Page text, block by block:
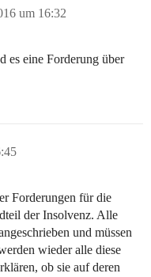
um 16:32
es eine Forderung über
Forderungen für die
der Insolvenz. Alle
und müssen
wieder alle diese
ob sie auf deren